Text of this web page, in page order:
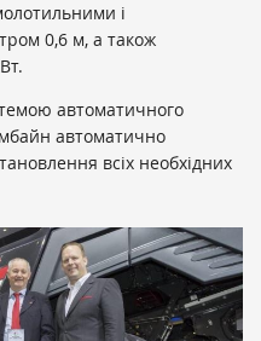
і
0,6 м, а також
автоматичного
автоматично
всіх необхідних